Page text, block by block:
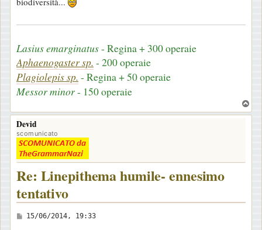
Lasius emarginatus- Regina + 300 operaie
Aphaenogaster sp. - 200 operaie
Plagiolepis sp. - Regina + 50 operaie
Messor minor- 150 operaie
o
Devid
scomunicato
Re: Linepithema humile- ennesimo
tentativo
M15/06/2014, 19:33